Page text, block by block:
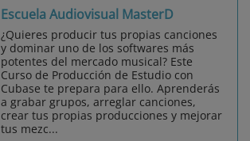
Escuela Audiovisual MasterD
¿Quieres producir tus propias canciones
y dominar uno de los softwares más
potentes del mercado musical? Este
Curso de Producción de Estudio con
Cubase te prepara para ello. Aprenderás
a grabar grupos, arreglar canciones,
crear tus propias producciones y mejorar
tus mezc...